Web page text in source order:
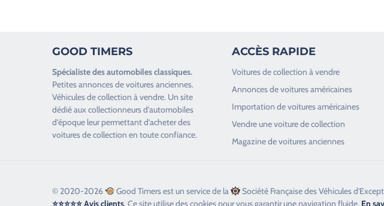
l
s
s
e
r
h
GOOD TIMERS
Spécialiste desautomobiles classiques.
Petites annonces devoitures anciennes.
Véhicules de collection à vendre. Un site
dédié aux collectionneurs d’automobiles
d’époque leur permettant d’acheter des
voitures de collection en toute confiance.
ACCÈS RAPIDE
Voitures de collection à vendre
Annonces de voitures américaines
Importation de voitures américaines
Vendre une voiture de collection
Magazine de voitures anciennes
© 2020-2026 Good Timers est un service de la Société Française des Véhicules
⭐⭐⭐⭐⭐ Avis clients. Ce site utilise des cookies pour vous garantir une navigation fluide. En